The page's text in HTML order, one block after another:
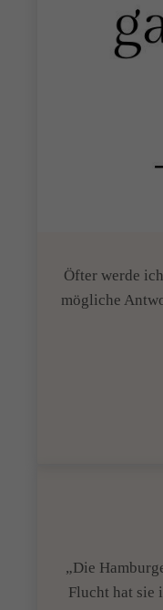
Öfter werde
mögliche
„Die
Flucht hat sie